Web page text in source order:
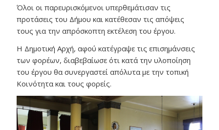
Όλοι οι παρευρισκόμενοι υπερθεμάτισαν τις
προτάσεις του Δήμου και κατέθεσαν τις απόψεις
τους για την απρόσκοπτη εκτέλεση του έργου.
Η Δημοτική Αρχή, αφού κατέγραψε τις επισημάνσεις
των φορέων, διαβεβαίωσε ότι κατά την υλοποίηση
του έργου θα συνεργαστεί απόλυτα με την τοπική
Κοινότητα και τους φορείς.